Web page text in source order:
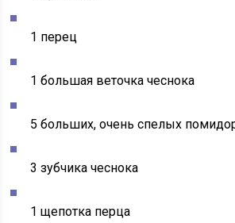
1 перец
1 большая веточка чеснока
5 больших, очень спелых
3 зубчика чеснока
1 щепотка перца